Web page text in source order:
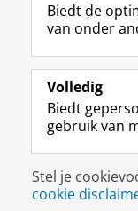
Studiekiezers
Alumni
Over ons
Disclaimer
Biedt de
van onder
Volledig
Biedt
gebruik van
Stel je
cookie